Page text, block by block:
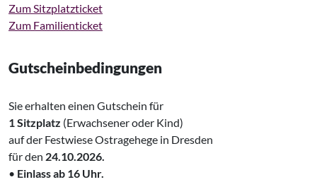
Zum Sitzplatzticket
Zum Familienticket
Gutscheinbedingungen
Sie erhalten einen Gutschein für
1 Sitzplatz (Erwachsener oder Kind)
auf der Festwiese Ostragehege in Dresden
für den 24.10.2026.
• Einlass ab 16 Uhr.